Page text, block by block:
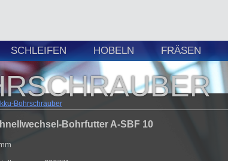
SCHLEIFEN HOBELN FRÄSEN
Bohrschrauber
Bohrfutter A-SBF 10